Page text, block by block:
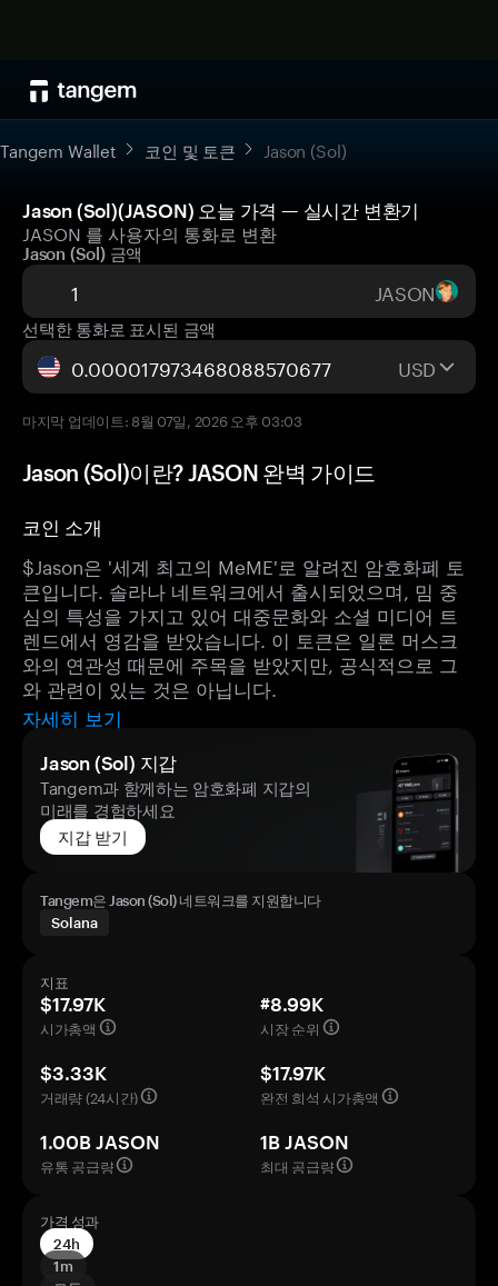
Tangem Wallet 코인 및 토큰 Jason (Sol)
Jason (Sol)(JASON) 오늘 가격 — 실시간 변환기
JASON 를 사용자의 통화로 변환
Jason (Sol) 금액
JASON
선택한 통화로 표시된 금액
USD
마지막 업데이트: 8월 07일, 2026 오후 03:03
Jason (Sol)이란? JASON 완벽 가이드
코인 소개
$Jason은 '세계 최고의 MeME'로 알려진 암호화폐 토
큰입니다. 솔라나 네트워크에서 출시되었으며, 밈 중
심의 특성을 가지고 있어 대중문화와 소셜 미디어 트
렌드에서 영감을 받았습니다. 이 토큰은 일론 머스크
와의 연관성 때문에 주목을 받았지만, 공식적으로 그
와 관련이 있는 것은 아닙니다.
자세히 보기
Jason (Sol) 지갑
Tangem과 함께하는 암호화폐 지갑의
미래를 경험하세요
지갑 받기
Tangem은 Jason (Sol) 네트워크를 지원합니다
Solana
지표
$17.97K
시가총액
#8.99K
시장 순위
$3.33K
거래량 (24시간)
$17.97K
완전 희석 시가총액
1.00B JASON
유통 공급량
1B JASON
최대 공급량
가격 성과
24h
1m